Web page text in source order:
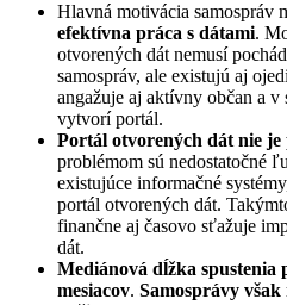
Hlavná motivácia samospráv
efektívna práca s dátami.
otvorených dát nemusí
samospráv, ale existujú aj
angažuje aj aktívny občan a v
vytvorí portál.
Portál otvorených dát nie
problémom sú nedostatočné
existujúce informačné
portál otvorených dát.
finančne aj časovo sťažuje
dát.
Mediánová dĺžka
mesiacov. Samosprávy